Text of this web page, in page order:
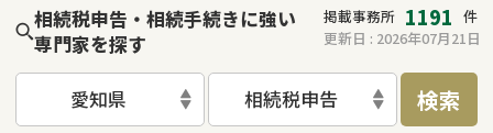
相続税申告・相続手続きに強い
専門家を探す
掲載事務所 1191 件
更新日 : 2026年07月21日
愛知県 相続税申告 検索